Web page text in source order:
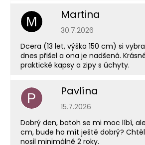
M Martina
Hodnocení obchodu je 5
30.7.2026
Dcera (13 let, výška 150 cm) si
dnes přišel a ona je nadšená.
praktické kapsy a zipy s úchyty.
P Pavlína
Hodnocení obchodu je 5
15.7.2026
Dobrý den, batoh se mi moc líbí,
cm, bude ho mít ještě dobrý?
nosil minimálně 2 roky.